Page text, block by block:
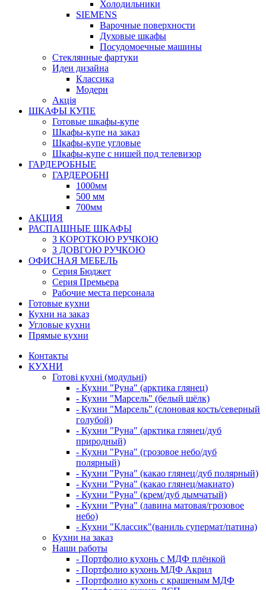
Холодильники
SIEMENS
Варочные поверхности
Духовые шкафы
Посудомоечные машины
Стеклянные фартуки
Идеи дизайна
Класcика
Модерн
Акція
ШКАФЫ КУПЕ
Готовые шкафы-купе
Шкафы-купе на заказ
Шкафы-купе угловые
Шкафы-купе с нишей под телевизор
ГАРДЕРОБНЫЕ
ГАРДЕРОБНІ
1000мм
500 мм
700мм
АКЦИЯ
РАСПАШНЫЕ ШКАФЫ
З КОРОТКОЮ РУЧКОЮ
З ДОВГОЮ РУЧКОЮ
ОФИСНАЯ МЕБЕЛЬ
Серия Бюджет
Серия Премьера
Рабочие места персонала
Готовые кухни
Кухни на заказ
Угловые кухни
Прямые кухни
Контакты
КУХНИ
Готові кухні (модульні)
- Кухни "Руна" (арктика глянец)
- Кухни "Марсель" (белый шёлк)
- Кухни "Марсель" (слоновая кость/северный
голубой)
- Кухни "Руна" (арктика глянец/дуб
природный)
- Кухни "Руна" (грозовое небо/дуб
полярный)
- Кухни "Руна" (какао глянец/дуб полярный)
- Кухни "Руна" (какао глянец/макиато)
- Кухни "Руна" (крем/дуб дымчатый)
- Кухни "Руна" (лавина матовая/грозовое
небо)
- Кухни "Классик"(ваниль супермат/патина)
Кухни на заказ
Наши работы
- Портфолио кухонь с МДФ плёнкой
- Портфолио кухонь МДФ Акрил
- Портфолио кухонь с крашеным МДФ